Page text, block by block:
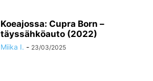
Koeajossa: Cupra Born –
täyssähköauto (2022)
Miika I. - 23/03/2025